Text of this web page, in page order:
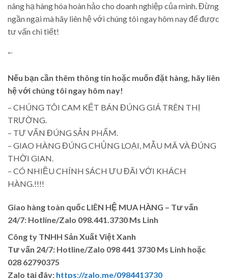
nâng hạ hàng hóa hoàn hảo cho doanh nghiệp của mình. Đừng
ngần ngại mà hãy liên hệ với chúng tôi ngay hôm nay để được
tư vấn chi tiết!
“`
Nếu bạn cần thêm thông tin hoặc muốn đặt hàng, hãy liên
hệ với chúng tôi ngay hôm nay!
– CHÚNG TÔI CAM KẾT BÁN ĐÚNG GIÁ TRÊN THỊ
TRƯỜNG.
– TƯ VẤN ĐÚNG SẢN PHẨM.
– GIAO HÀNG ĐÚNG CHỦNG LOẠI, MẪU MÃ VÀ ĐÚNG
THỜI GIAN.
– CÓ NHIỀU CHÍNH SÁCH ƯU ĐÃI VỚI KHÁCH
HÀNG.!!!!
Giao hàng toàn quốc LIÊN HỆ MUA HÀNG – Tư vấn
24/7: Hotline/Zalo 098.441.3730 Ms Linh
Công ty TNHH Sản Xuất Việt Xanh
Tư vấn 24/7: Hotline/Zalo 098 441 3730 Ms Linh hoặc
028 62790375
Zalo tại đây: https://zalo.me/0984413730